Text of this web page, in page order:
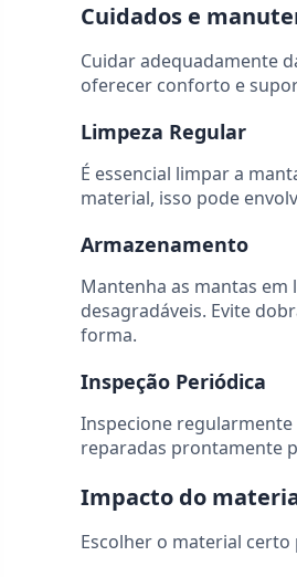
Cuidados e
Cuidar adequadamente
oferecer conforto e
Limpeza Regular
É essencial limpar a
material, isso pode
Armazenamento
Mantenha as mantas
desagradáveis. Evite
forma.
Inspeção Periódica
Inspecione regularmente
reparadas prontamente
Impacto do
Escolher o material